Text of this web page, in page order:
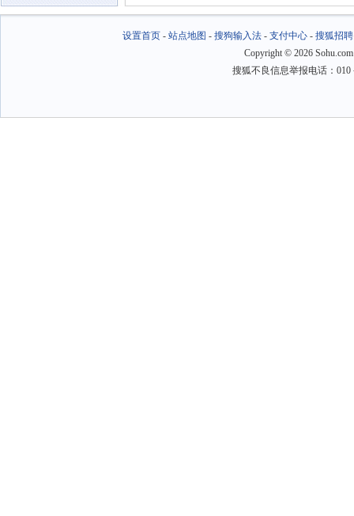
设置首页- 站点地图 - 搜狗输入法- 支付中心- 搜狐招聘
Copyright © 2026
搜狐不良信息举报电话：010